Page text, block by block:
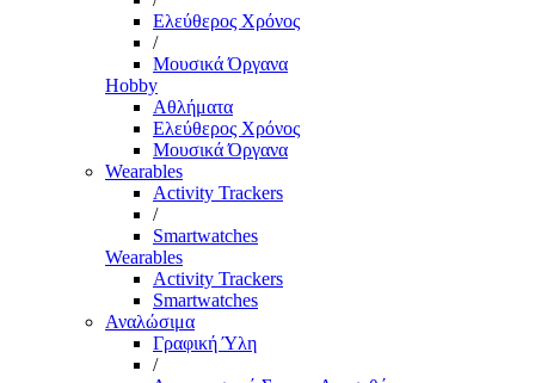
Ελεύθερος Χρόνος
/
Μουσικά Όργανα
Hobby
Αθλήματα
Ελεύθερος Χρόνος
Μουσικά Όργανα
Wearables
Activity Trackers
/
Smartwatches
Wearables
Activity Trackers
Smartwatches
Αναλώσιμα
Γραφική Ύλη
/